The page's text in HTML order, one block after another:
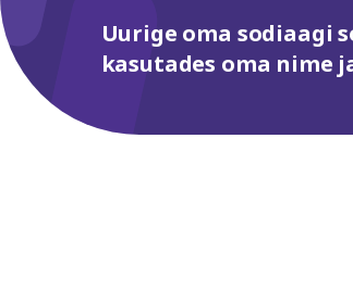
Uurige oma sodiaagi
kasutades oma nime